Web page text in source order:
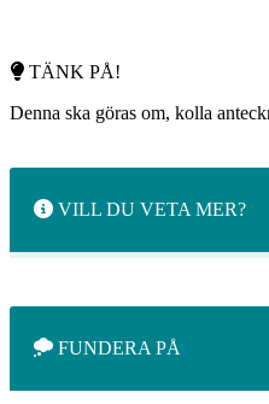
TÄNK PÅ!
Denna ska göras om, kolla
VILL DU VETA MER?
FUNDERA PÅ